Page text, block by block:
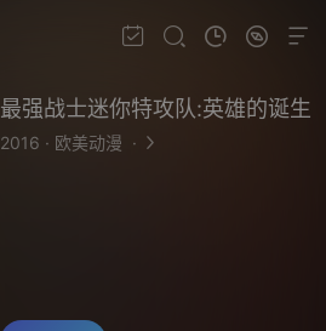
最强战士迷你特攻队:英雄的诞生
2016 · 欧美动漫 ·